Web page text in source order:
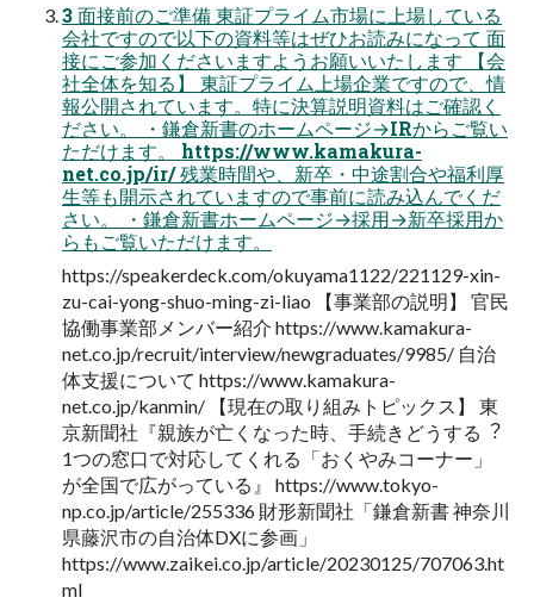
3 面接前のご準備 東証プライム市場に上場している
会社ですので以下の資料等はぜひお読みになって 面
接にご参加くださいますようお願いいたします 【会
社全体を知る】 東証プライム上場企業ですので、情
報公開されています。特に決算説明資料はご確認く
ださい。 ・鎌倉新書のホームページ→IRからご覧い
ただけます。 https://www.kamakura-
net.co.jp/ir/ 残業時間や、新卒・中途割合や福利厚
生等も開示されていますので事前に読み込んでくだ
さい。 ・鎌倉新書ホームページ→採用→新卒採用か
らもご覧いただけます。
https://speakerdeck.com/okuyama1122/221129-xin-
zu-cai-yong-shuo-ming-zi-liao 【事業部の説明】 官民
協働事業部メンバー紹介 https://www.kamakura-
net.co.jp/recruit/interview/newgraduates/9985/ 自治
体支援について https://www.kamakura-
net.co.jp/kanmin/ 【現在の取り組みトピックス】 東
京新聞社『親族が亡くなった時、手続きどうする︖
1つの窓口で対応してくれる「おくやみコーナー」
が全国で広がっている』 https://www.tokyo-
np.co.jp/article/255336 財形新聞社「鎌倉新書 神奈川
県藤沢市の自治体DXに参画」
https://www.zaikei.co.jp/article/20230125/707063.ht
ml